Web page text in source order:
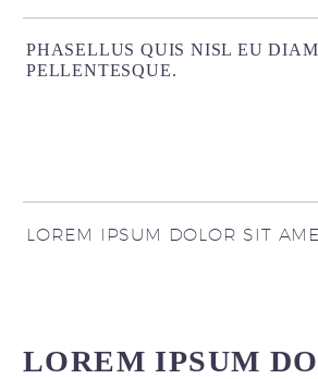
PHASELLUS QUIS NISL EU
PELLENTESQUE.
LOREM IPSUM DOLOR SIT
LOREM IPSUM